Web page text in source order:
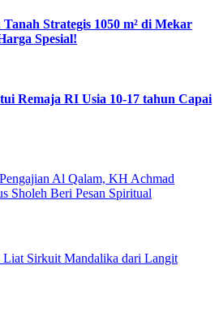
Strategis 1050 m² di Mekar
Spesial!
Remaja RI Usia 10-17 tahun Capai
Al Qalam, KH Achmad
Sholeh Beri Pesan Spiritual
Liat Sirkuit Mandalika dari Langit